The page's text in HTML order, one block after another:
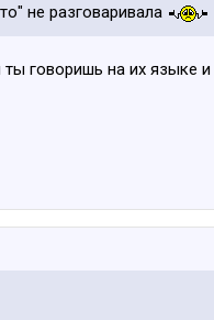
не разговаривала
говоришь на их языке и